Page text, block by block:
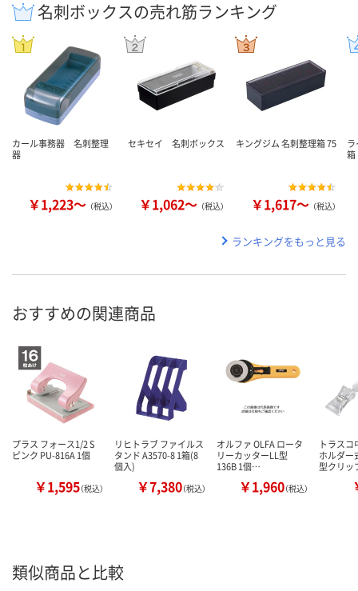
名刺ボックスの売れ筋ランキング
カール事務器 名刺整理
器
￥1,223～ （税込）
セキセイ 名刺ボックス
￥1,062～ （税込）
キングジム 名刺整理箱 75
￥1,617～ （税込）
箱
ランキングをもっと見る
おすすめの関連商品
プラス フォース1/2 S
ピンク PU-816A 1個
￥1,595（税込）
リヒトラブ ファイルス
タンド A3570-8 1箱(8
個入)
￥7,380（税込）
オルファ OLFA ロータ
リーカッターLL型
136B 1個…
￥1,960（税込）
トラスコ
ホルダー
型クリ
類似商品と比較